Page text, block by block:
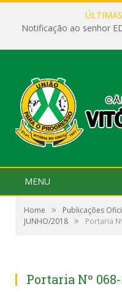
Notificação ao senhor
MENU
Home » Publicações
JUNHO/2018 » Portaria
Portaria Nº 068-